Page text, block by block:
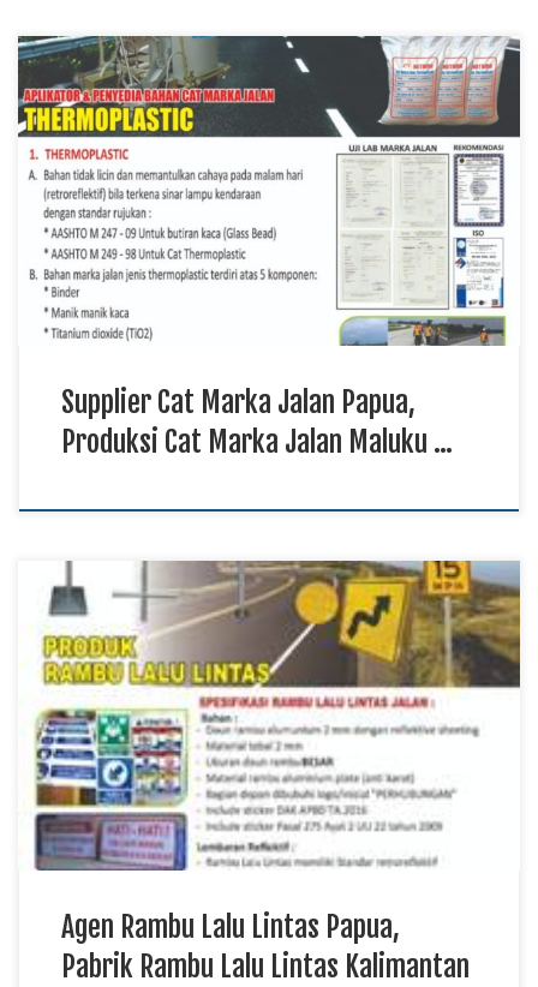
Supplier Cat Marka Jalan Papua, Produksi Cat Marka Jalan
Maluku Utara, Harga Cat Marka Jalan Sulawesi TKDN E
Katalog Kebutuhan cat marka jalan terus meningkat seiring
pembangunan dan pemeliharaan berbagai infrastruktur
transportasi di Indonesia. Supplier cat marka jalan
menyediakan produk untuk mendukung pembuatan garis lajur,
marka tepi, simbol jalan, area […]
Supplier Cat Marka Jalan Papua,
Produksi Cat Marka Jalan Maluku …
Agen Rambu Lalu Lintas Papua, Pabrik Rambu Lalu Lintas
Kalimantan TKDN E Katalog, Harga Rambu Lalu Lintas
Sulawesi Rambu lalu lintas membantu menyampaikan informasi
penting kepada pengguna jalan melalui tanda petunjuk,
peringatan, larangan, maupun informasi lainnya. Agen rambu
lalu lintas menyediakan produk yang diproduksi menggunakan
material yang sesuai untuk penggunaan […]
Agen Rambu Lalu Lintas Papua,
Pabrik Rambu Lalu Lintas Kalimantan